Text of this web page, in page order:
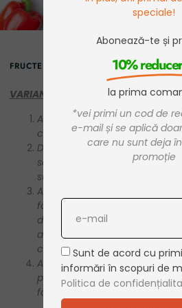
FRUCTERO
VARIANTA 1:
Alegeti produsul / produsele
cantitatea dorita si adaugati
Dupa ce ati ales toate
selectati butonul „Cosul de
sus a paginii.
Apasati butonul „Finalizarea
foarte usor, completand
dumneavoastra, daca sunteti
autentificati-va pe site,
cont” in cazul in care sunteti
Alegeti modalitatea de plata
primirea coletului, plata cu
facturii proforme)
speciale!
Abonează-te și
10%
la prima
*vei primi un cod de
e-mail și se aplică
care nu sunt deja
promoție
Sunt de acord cu
informări în scopuri de
Politica de